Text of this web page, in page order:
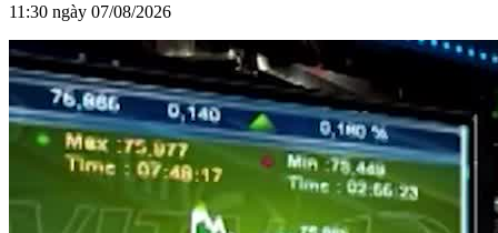
11:30 ngày 07/08/2026